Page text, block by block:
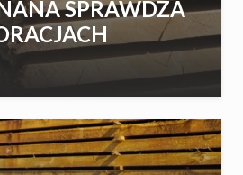
SPRAWDZA